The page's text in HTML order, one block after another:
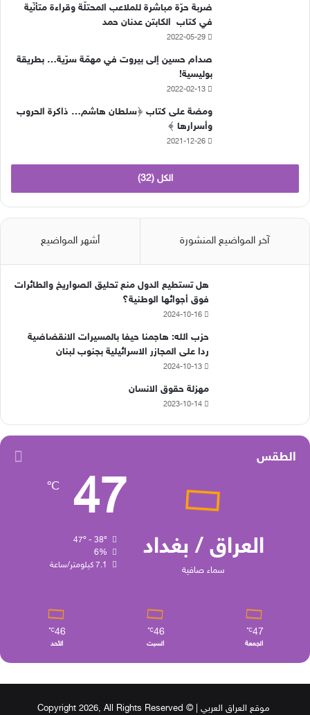
ضربة حرّة مباشرة للملاعب المحتلّة وقراءة متأنّية
في كتاب الكابتن عدنان حمد
2022-05-29
صدام حسين إلى بيروت في مهمّة سرّية… بطريقة
بوليسية!
2022-02-13
ومضة على كتاب ﴿سلطان هاشم… ذاكرة الحروب
وأسرارها ﴾
2021-12-26
الكل (32)
آخر المواضيع المنشورة أشهر المواضيع
هل تستطيع الدول منع تحليق الصواريخ والطائرات
فوق أجوائها الوطنية؟
2024-10-16
حزب الله: هاجمنا حيفا بالمسيرات الانقضاضية
ردا على المجازر الاسرائيلية بجنوب لبنان
2024-10-13
مهزلة حقوق الانسان
2023-10-14
الطقس
العراق / بغداد
سماء صافية
47
℃
47º - 38º
6%
7.1 كيلومتر/ساعة
47
℃
الجمعة
46
℃
السبت
46
℃
الأحد
موقع العراق العربي | © Copyright 2026, All Rights Reserved